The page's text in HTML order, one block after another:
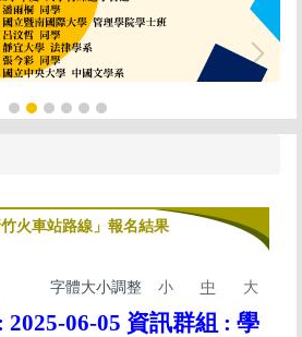
火車站路線」報名結果
字體大小調整 小 中 大
2025-06-05 資訊群組 : 學